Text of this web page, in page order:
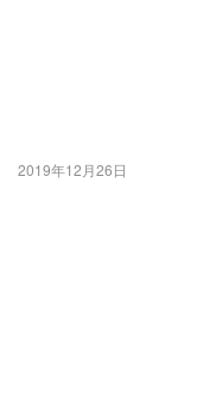
2019年12月26日